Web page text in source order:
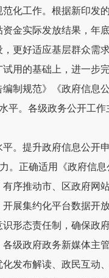
化工作。 根据新印发
金实际发放结果，
更好适应基层群众需
试用的基础上，进一步
制规范》《政府信
平。各级政务公开工
。 提升政府信息公开
。正确适用《政府信
有序推动市、区政府网
展集约化平台数据开
形态责任制，确保政
各级政府政务新媒体主
发布解读、政民互动